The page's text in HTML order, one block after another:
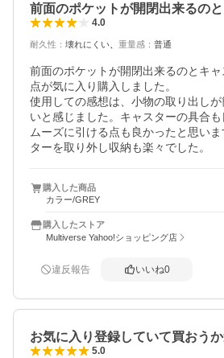
前面のポケットが開閉出来るの
4.0
耐久性 ： 壊れにくい 重量感 ： 普通
前面のポケットが開閉出来るのとキ
点が気に入り購入しました。
使用しての感想は、小物の取り出し
いと感じました。キャスターの具合
ムーズに引ける点も良かったと思い
ターを取り外し収納も楽々でした。
購入した商品
カラー/GREY
購入したストア
Multiverse Yahoo!ショッピング店
違反報告 いいね0
お気に入り登録していて買おう
5.0